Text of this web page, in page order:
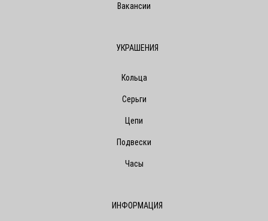
Вакансии
УКРАШЕНИЯ
Кольца
Серьги
Цепи
Подвески
Часы
ИНФОРМАЦИЯ